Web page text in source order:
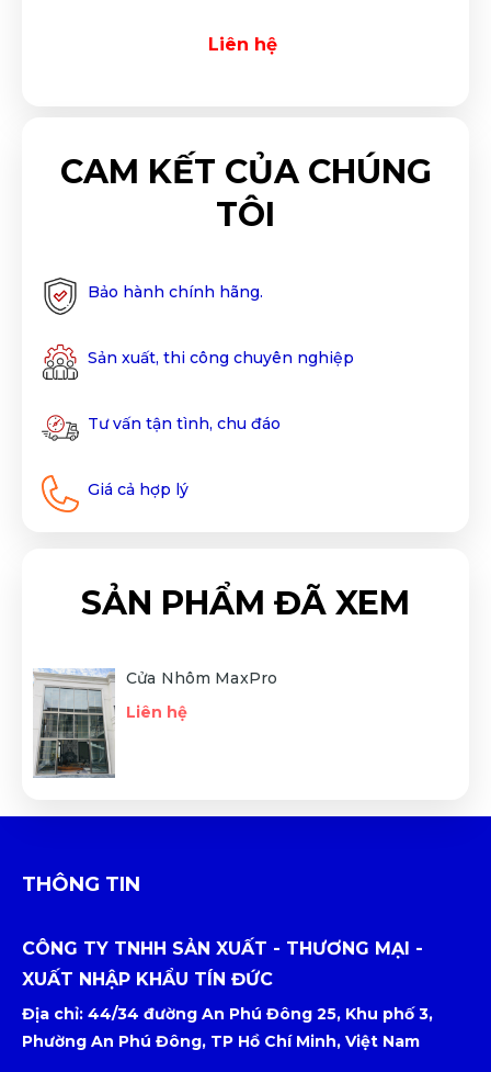
Liên hệ
CAM KẾT CỦA CHÚNG
TÔI
Bảo hành chính hãng.
Sản xuất, thi công chuyên nghiệp
Tư vấn tận tình, chu đáo
Giá cả hợp lý
SẢN PHẨM ĐÃ XEM
Cửa Nhôm MaxPro
Liên hệ
THÔNG TIN
CÔNG TY TNHH SẢN XUẤT - THƯƠNG MẠI -
XUẤT NHẬP KHẨU TÍN ĐỨC
Địa chỉ: 44/34 đường An Phú Đông 25, Khu phố 3,
Phường An Phú Đông, TP Hồ Chí Minh, Việt Nam